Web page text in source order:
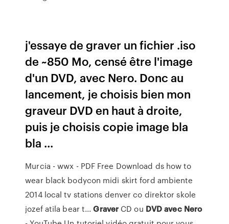
j'essaye de graver un fichier .iso
de ~850 Mo, censé être l'image
d'un DVD, avec Nero. Donc au
lancement, je choisis bien mon
graveur DVD en haut à droite,
puis je choisis copie image bla
bla ...
Murcia - wwx - PDF Free Download ds how to
wear black bodycon midi skirt ford ambiente
2014 local tv stations denver co direktor skole
jozef atila bear t...Graver CD ou DVD avec Nero